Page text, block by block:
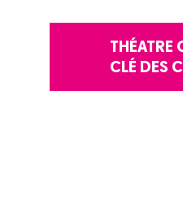
THÉATRE
CLÉ DES